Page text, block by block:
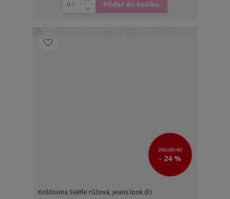
Přidat do košíku
250,00 Kč
- 24 %
Košilovina Světle růžová, jeans look (E)